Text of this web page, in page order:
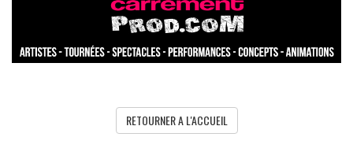
RETOURNER A L'ACCUEIL